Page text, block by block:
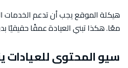
هيكلة الموقع يجب أن تدعم الخدمات
معًا. هكذا تبني العيادة عمقًا
سيو المحتوى للعيادات